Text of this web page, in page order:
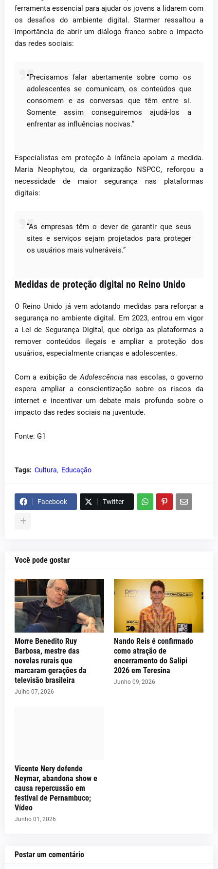
ferramenta essencial para ajudar os jovens a lidarem com
os desafios do ambiente digital. Starmer ressaltou a
importância de abrir um diálogo franco sobre o impacto
das redes sociais:
“Precisamos falar abertamente sobre como os
adolescentes se comunicam, os conteúdos que
consomem e as conversas que têm entre si.
Somente assim conseguiremos ajudá-los a
enfrentar as influências nocivas.”
Especialistas em proteção à infância apoiam a medida.
Maria Neophytou, da organização NSPCC, reforçou a
necessidade de maior segurança nas plataformas
digitais:
“As empresas têm o dever de garantir que seus
sites e serviços sejam projetados para proteger
os usuários mais vulneráveis.”
Medidas de proteção digital no Reino Unido
O Reino Unido já vem adotando medidas para reforçar a
segurança no ambiente digital. Em 2023, entrou em vigor
a Lei de Segurança Digital, que obriga as plataformas a
remover conteúdos ilegais e ampliar a proteção dos
usuários, especialmente crianças e adolescentes.
Com a exibição deAdolescência nas escolas, o governo
espera ampliar a conscientização sobre os riscos da
internet e incentivar um debate mais profundo sobre o
impacto das redes sociais na juventude.
Fonte: G1
Tags: Cultura Educação
Facebook Twitter
Você pode gostar
Morre Benedito Ruy
Barbosa, mestre das
novelas rurais que
marcaram gerações da
televisão brasileira
Julho 07, 2026
Nando Reis é confirmado
como atração de
encerramento do Salipi
2026 em Teresina
Junho 09, 2026
Vicente Nery defende
Neymar, abandona show e
causa repercussão em
festival de Pernambuco;
Vídeo
Junho 01, 2026
Postar um comentário